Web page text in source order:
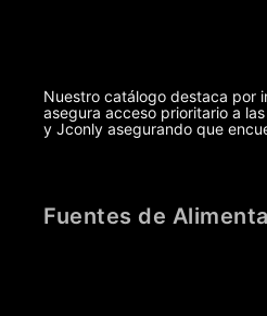
Nuestro catálogo destaca por
asegura acceso prioritario a
y Jconly asegurando que
Fuentes de